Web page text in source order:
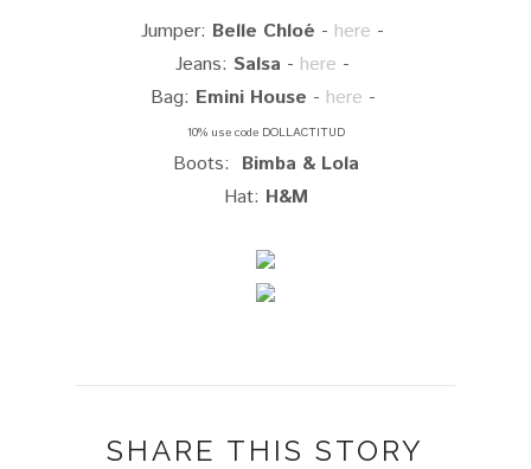
Jumper: Belle Chloé - here -
Jeans: Salsa - here -
Bag: Emini House - here -
10% use code DOLLACTITUD
Boots: Bimba & Lola
Hat: H&M
SHARE THIS STORY